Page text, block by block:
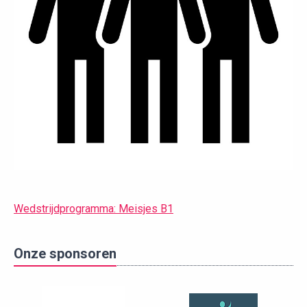
Wedstrijdprogramma: Meisjes B1
Onze sponsoren